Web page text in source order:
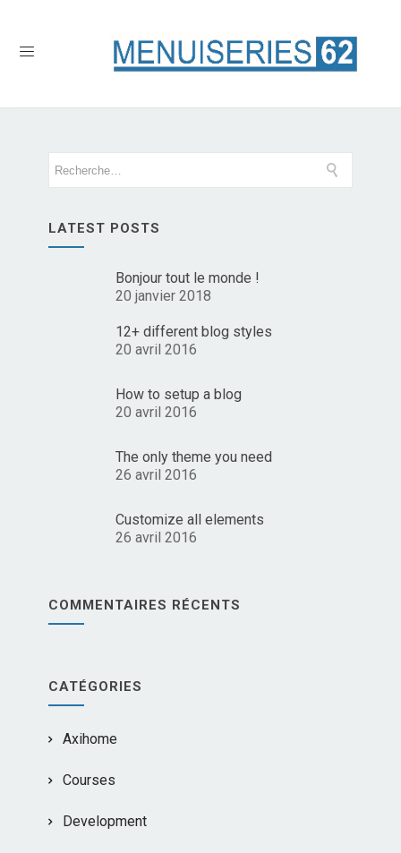
LATEST POSTS
Bonjour tout le monde !
20 janvier 2018
12+ different blog styles
20 avril 2016
How to setup a blog
20 avril 2016
The only theme you need
26 avril 2016
Customize all elements
26 avril 2016
COMMENTAIRES RÉCENTS
CATÉGORIES
Axihome
Courses
Development